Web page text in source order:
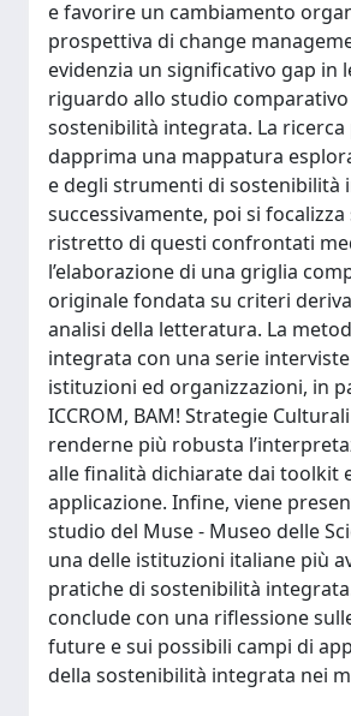
e favorire un cambiamento
prospettiva di change
evidenzia un significativo gap in
riguardo allo studio
sostenibilità integrata. La
dapprima una mappatura
e degli strumenti di sostenibilità
successivamente, poi si
ristretto di questi confrontati
l’elaborazione di una griglia
originale fondata su criteri
analisi della letteratura. La
integrata con una serie
istituzioni ed organizzazioni, in
ICCROM, BAM! Strategie
renderne più robusta
alle finalità dichiarate dai toolkit
applicazione. Infine, viene
studio del Muse - Museo delle
una delle istituzioni italiane più
pratiche di sostenibilità
conclude con una riflessione
future e sui possibili campi di
della sostenibilità integrata nei